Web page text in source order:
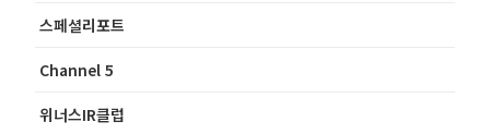
스페셜리포트
Channel 5
위너스IR클럽